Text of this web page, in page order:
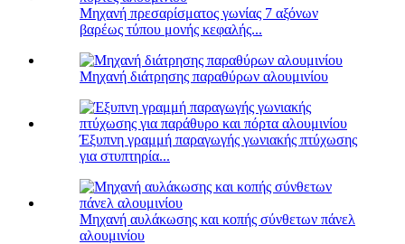
Μηχανή πρεσαρίσματος γωνίας 7 αξόνων
βαρέως τύπου μονής κεφαλής...
Μηχανή διάτρησης παραθύρων αλουμινίου
Έξυπνη γραμμή παραγωγής γωνιακής πτύχωσης
για στυπτηρία...
Μηχανή αυλάκωσης και κοπής σύνθετων πάνελ
αλουμινίου